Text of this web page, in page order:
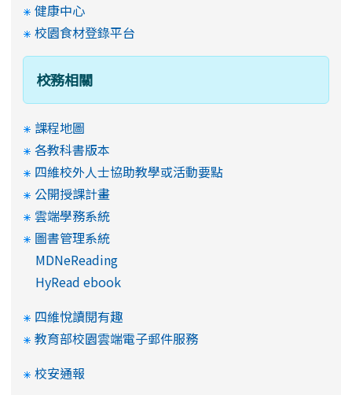
健康中心
校園食材登錄平台
校務相關
課程地圖
各教科書版本
四維校外人士協助教學或活動要點
公開授課計畫
雲端學務系統
圖書管理系統
MDNeReading
HyRead ebook
四維悅讀閱有趣
教育部校園雲端電子郵件服務
校安通報